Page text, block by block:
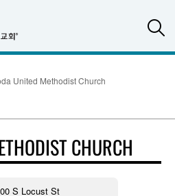
United Methodist Church
CHURCH
S Locust St